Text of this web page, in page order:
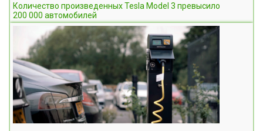
Количество произведенных Tesla Model 3 превысило
200 000 автомобилей